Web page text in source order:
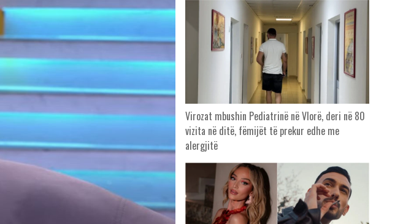
Virozat mbushin Pediatrinë në Vlorë, deri në 80
vizita në ditë, fëmijët të prekur edhe me
alergjitë